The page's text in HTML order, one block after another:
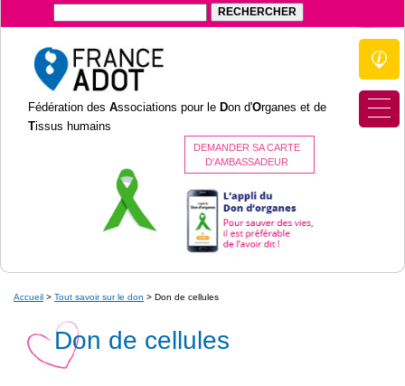
Fédération des Associations pour le Don d'Organes et de
Tissus humains
DEMANDER SA CARTE
D'AMBASSADEUR
Accueil > Tout savoir sur le don > Don de cellules
Don de cellules